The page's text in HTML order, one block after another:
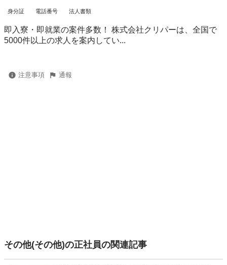
身分証 電話番号 法人書類
即入寮・即就業の案件多数！ 株式会社クリパーは、全国で
5000件以上の求人を案内してい...
注意事項 通報
その他(その他)の正社員の関連記事